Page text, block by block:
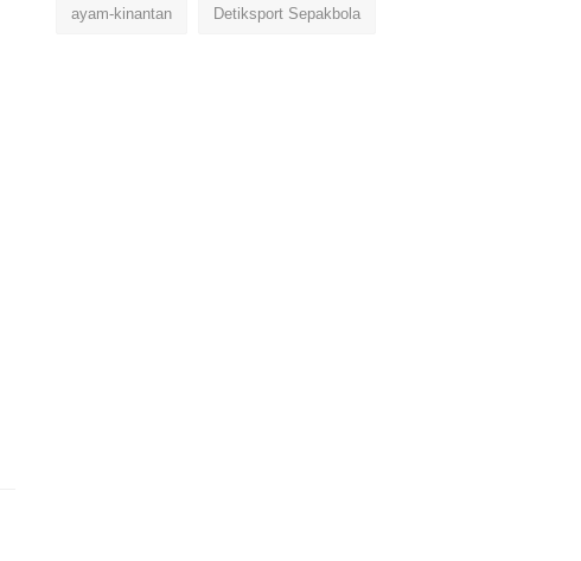
ayam-kinantan Detiksport Sepakbola